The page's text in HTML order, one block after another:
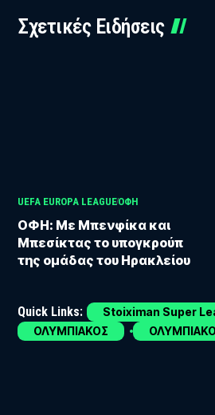
Σχετικές Ειδήσεις
UEFA EUROPA LEAGUEΟΦΗ
ΟΦΗ: Με Μπενφίκα και
Μπεσίκτας το υπογκρούπ
της ομάδας του Ηρακλείου
Quick Links: Stoiximan Super
ΟΛΥΜΠΙΑΚΟΣ